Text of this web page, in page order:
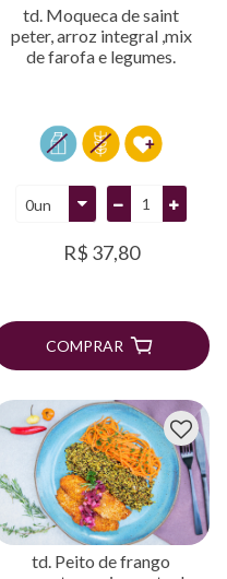
td. Moqueca de saint
peter, arroz integral ,mix
de farofa e legumes.
R$ 37,80
COMPRAR
td. Peito de frango